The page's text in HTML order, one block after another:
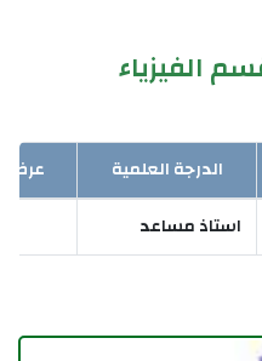
الفيزياء
الدرجة العلمية
عرض
استاذ مساعد